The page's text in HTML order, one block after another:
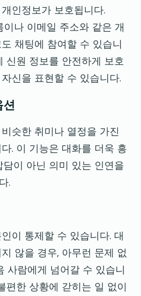
인정보가 보호됩니다.
나 이메일 주소와 같은 개
채팅에 참여할 수 있습니
신원 정보를 안전하게 보호
신을 표현할 수 있습니다.
션
슷한 취미나 열정을 가진
. 이 기능은 대화를 더욱 흥
이 아닌 의미 있는 인연을
.
이 통제할 수 있습니다. 대
않을 경우, 아무런 문제 없
사람에게 넘어갈 수 있습니
편한 상황에 갇히는 일 없이